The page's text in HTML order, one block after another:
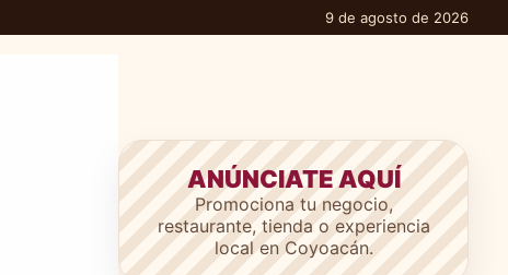
9 de agosto de 2026
ANÚNCIATE AQUÍ
Promociona tu negocio,
restaurante, tienda o experiencia
local en Coyoacán.